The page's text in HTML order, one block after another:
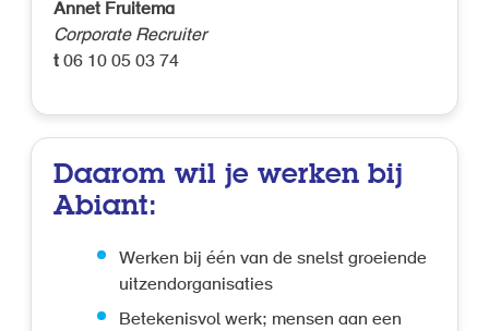
Annet Fruitema
Corporate Recruiter
t 06 10 05 03 74
Daarom wil je werken bij
Abiant:
Werken bij één van de snelst groeiende
uitzendorganisaties
Betekenisvol werk; mensen aan een